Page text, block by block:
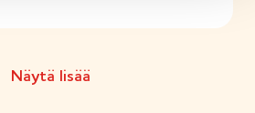
Näytä lisää